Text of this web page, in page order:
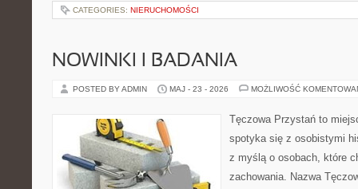
CATEGORIES: NIERUCHOMOŚCI
NOWINKI I BADANIA
POSTED BY ADMIN MAJ - 23 - 2026 MOŻLIWOŚĆ
Tęczowa Przystań to
spotyka się z osobistymi
z myślą o osobach, które
zachowania. Nazwa